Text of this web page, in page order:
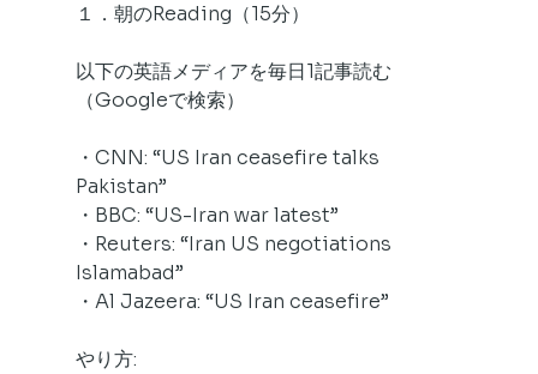
１．朝のReading（15分）
以下の英語メディアを毎日1記事読む
（Googleで検索）
・CNN: “US Iran ceasefire talks
Pakistan”
・BBC: “US-Iran war latest”
・Reuters: “Iran US negotiations
Islamabad”
・Al Jazeera: “US Iran ceasefire”
やり方: